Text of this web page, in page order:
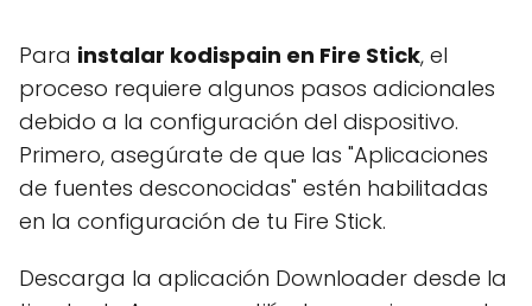
Para instalar kodispain en Fire Stick, el
proceso requiere algunos pasos adicionales
debido a la configuración del dispositivo.
Primero, asegúrate de que las "Aplicaciones
de fuentes desconocidas" estén habilitadas
en la configuración de tu Fire Stick.
Descarga la aplicación Downloader desde la